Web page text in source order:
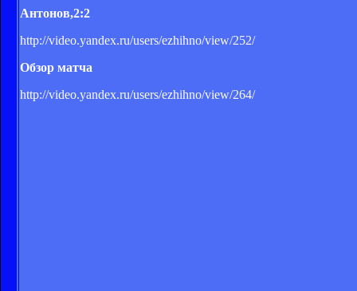
Антонов,2:2
http://video.yandex.ru/users/ezhihno/view/252/
Обзор матча
http://video.yandex.ru/users/ezhihno/view/264/